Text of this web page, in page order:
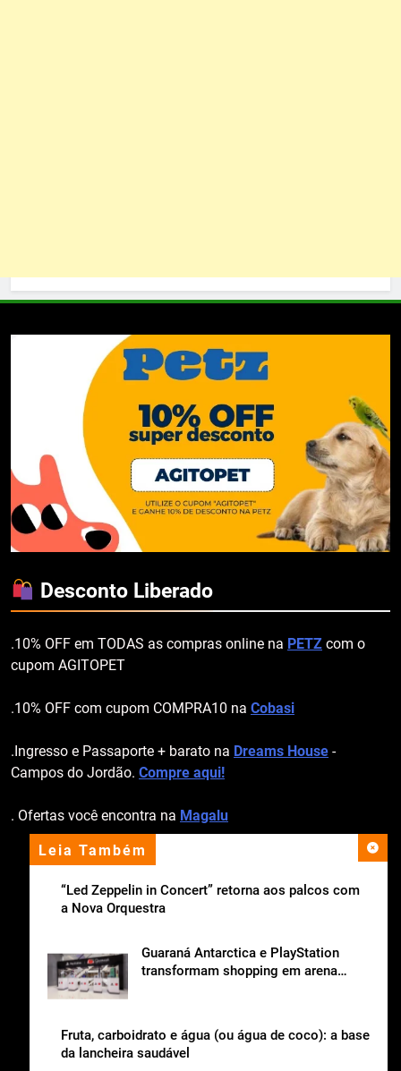
Leia Também
“Led Zeppelin in Concert” retorna aos palcos com
a Nova Orquestra
Guaraná Antarctica e PlayStation
transformam shopping em arena
Fruta, carboidrato e água (ou água de coco): a base
da lancheira saudável
Desconto Liberado
.10% OFF em TODAS as compras online na PETZ com o
cupom AGITOPET
.10% OFF com cupom COMPRA10 na Cobasi
.Ingresso e Passaporte + barato na Dreams House -
Campos do Jordão. Compre aqui!
. Ofertas você encontra na Magalu
apoio institucional